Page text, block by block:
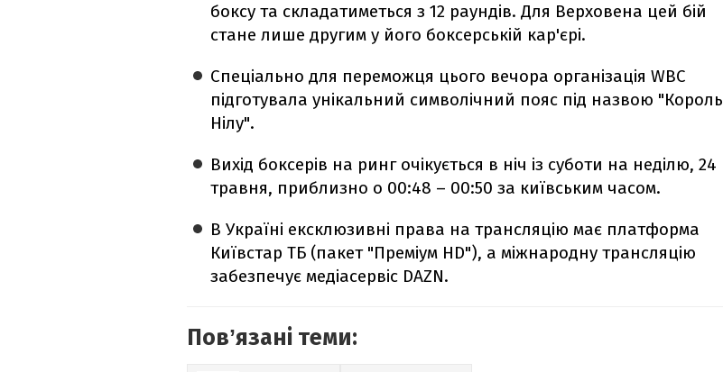
боксу та складатиметься з 12 раундів. Для Верховена цей бій
стане лише другим у його боксерській кар'єрі.
Спеціально для переможця цього вечора організація WBC
підготувала унікальний символічний пояс під назвою "Король
Нілу".
Вихід боксерів на ринг очікується в ніч із суботи на неділю, 24
травня, приблизно о 00:48 – 00:50 за київським часом.
В Україні ексклюзивні права на трансляцію має платформа
Київстар ТБ (пакет "Преміум HD"), а міжнародну трансляцію
забезпечує медіасервіс DAZN.
Повʼязані теми: